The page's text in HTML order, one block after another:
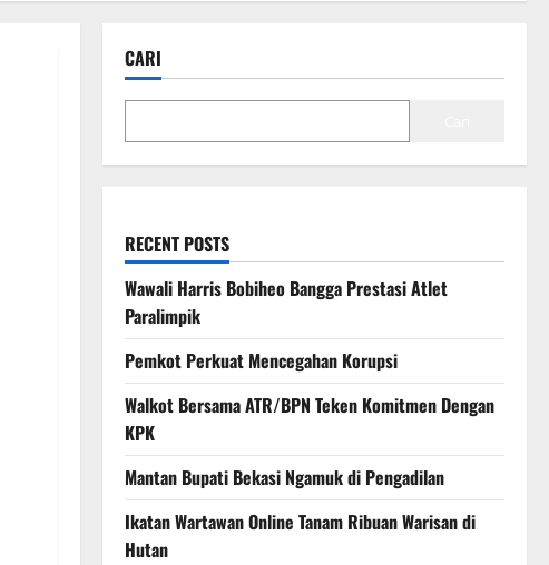
CARI
RECENT POSTS
Wawali Harris Bobiheo Bangga Prestasi Atlet
Paralimpik
Pemkot Perkuat Mencegahan Korupsi
Walkot Bersama ATR/BPN Teken Komitmen Dengan
KPK
Mantan Bupati Bekasi Ngamuk di Pengadilan
Ikatan Wartawan Online Tanam Ribuan Warisan di
Hutan